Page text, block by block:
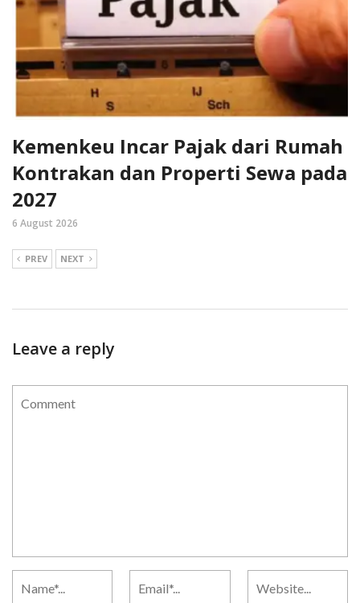
Kemenkeu Incar Pajak dari Rumah
Kontrakan dan Properti Sewa pada
2027
6 August 2026
PREV NEXT
Leave a reply